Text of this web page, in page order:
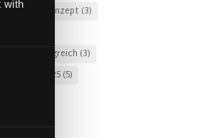
with
(3)
Königreich (3)
2025(5)